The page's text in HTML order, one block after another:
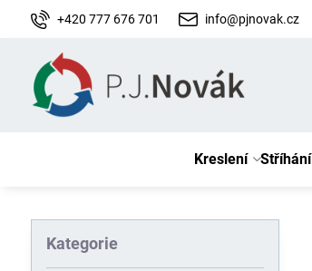
+420 777 676 701 info@pjnovak.cz
Kreslení Stříhání
Kategorie